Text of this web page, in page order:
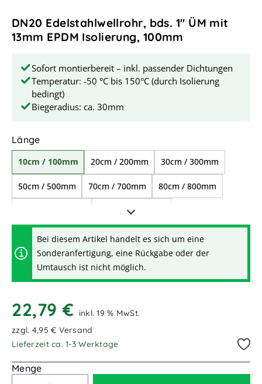
DN20 Edelstahlwellrohr, bds. 1" ÜM mit
13mm EPDM Isolierung, 100mm
Sofort montierbereit – inkl. passender Dichtungen
Temperatur: -50 °C bis 150°C (durch Isolierung
bedingt)
Biegeradius: ca. 30mm
Längeauswählen
10cm / 100mm 20cm / 200mm 30cm / 300mm
50cm / 500mm 70cm / 700mm 80cm / 800mm
1,20m / 1.200mm
1,50m / 1.500mm 1,70m / 1.700mm
2,00m / 2.000mm 2,20m / 2.200mm
Bei diesem Artikel handelt es sich um eine
Sonderanfertigung, eine Rückgabe oder der
Umtausch ist nicht möglich.
22,79 €
inkl. 19 % MwSt.
zzgl. 4,95 € Versand
Lieferzeit ca. 1-3 Werktage
Menge